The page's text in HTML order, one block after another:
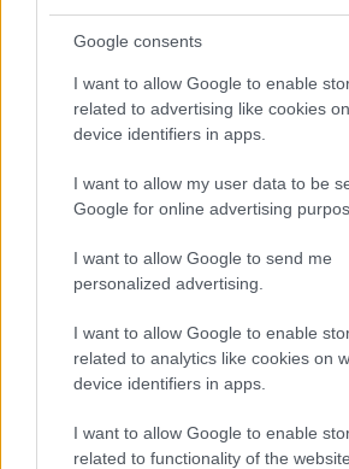
Google consents
I want to allow Google to enable
related to advertising like cookies
device identifiers in apps.
I want to allow my user data to be
Google for online advertising
I want to allow Google to send me
personalized advertising.
I want to allow Google to enable
related to analytics like cookies on
device identifiers in apps.
I want to allow Google to enable
related to functionality of the
„NEM TÖBB EZER EMBERRE
EGY VÁLOGATOTT